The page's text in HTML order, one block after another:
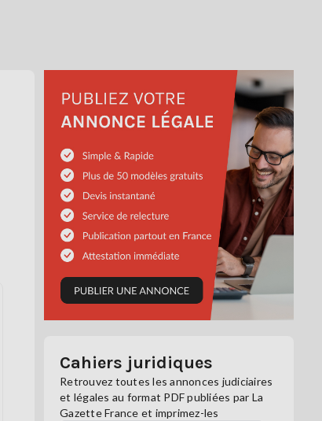
Cahiers juridiques
Retrouvez toutes les annonces judiciaires
et légales au format PDF publiées par La
Gazette France et imprimez-les